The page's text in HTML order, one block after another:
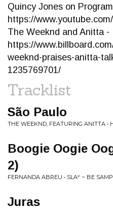
Quincy Jones on
https://
The Weeknd and Anitta -
https://
weeknd-praises-anitta-
1235769701/
Tracklist
São Paulo
THE WEEKND, FEATURING ANITTA •
Boogie Oogie
2)
FERNANDA ABREU • SLA² ~ BE
Juras